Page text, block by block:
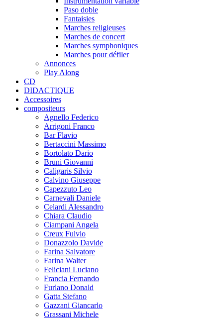
Paso doble
Fantaisies
Marches religieuses
Marches de concert
Marches symphoniques
Marches pour défiler
Annonces
Play Along
CD
DIDACTIQUE
Accessoires
compositeurs
Agnello Federico
Arrigoni Franco
Bar Flavio
Bertaccini Massimo
Bortolato Dario
Bruni Giovanni
Caligaris Silvio
Calvino Giuseppe
Capezzuto Leo
Carnevali Daniele
Celardi Alessandro
Chiara Claudio
Ciampani Angela
Creux Fulvio
Donazzolo Davide
Farina Salvatore
Farina Walter
Feliciani Luciano
Francia Fernando
Furlano Donald
Gatta Stefano
Gazzani Giancarlo
Grassani Michele